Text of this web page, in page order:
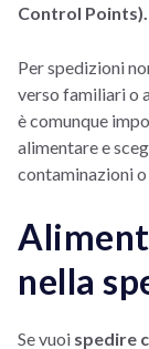
Control Points).
Per spedizioni
verso familiari o
è comunque
alimentare e
contaminazioni
nella
Se vuoi spedire